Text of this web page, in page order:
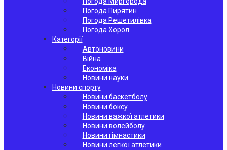
Погода Пирятин
Погода Решетилівка
Погода Хорол
Категорії
Автоновини
Війна
Економіка
Новини науки
Новини спорту
Новини баскетболу
Новини боксу
Новини важкої атлетики
Новини волейболу
Новини гімнастики
Новини легкої атлетики